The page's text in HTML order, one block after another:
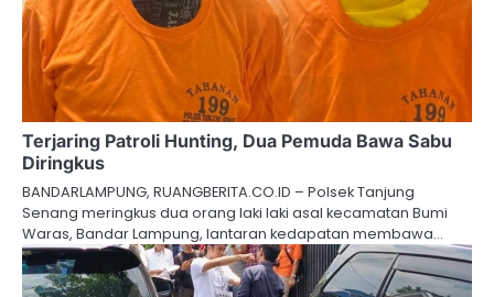
Terjaring Patroli Hunting, Dua Pemuda Bawa Sabu
Diringkus
BANDARLAMPUNG, RUANGBERITA.CO.ID – Polsek Tanjung
Senang meringkus dua orang laki laki asal kecamatan Bumi
Waras, Bandar Lampung, lantaran kedapatan membawa…